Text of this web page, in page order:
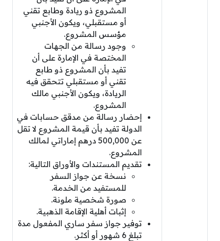
المشروع ذو ريادة وطابع تقني
أو مستقبلي، ويكون الأجنبي
مؤسس المشروع.
وجود رسالة من الجهات
المختصة في الإمارة على أن
تفيد بأن المشروع ذو طابع
تقني أو مستقبلي تتحقق فيه
الريادة، ويكون الأجنبي مالك
المشروع.
إحضار رسالة من مدقق حسابات في
الدولة تفيد بأن قيمة المشروع لا تقل
عن 500,000 درهم إماراتي لمالك
المشروع.
تقديم المستندات والأوراق التالية:
نسخة عن جواز السفر
للمستفيد من الخدمة.
صورة شخصية ملونة.
إثبات أهلية الإقامة الذهبية.
توفير جواز سفر ساري المفعول مدة
تبلغ 6 شهور أو أكثر.